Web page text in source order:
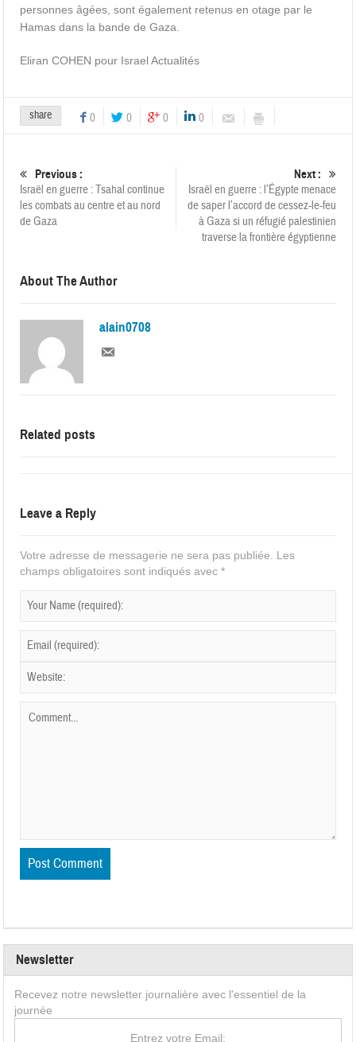
personnes âgées, sont également retenus en otage par le
Hamas dans la bande de Gaza.
Eliran COHEN pour Israel Actualités
share 0 0 0 0
Previous :
Israël en guerre : Tsahal continue
les combats au centre et au nord
de Gaza
Next :
Israël en guerre : l’Égypte menace
de saper l’accord de cessez-le-feu
à Gaza si un réfugié palestinien
traverse la frontière égyptienne
About The Author
alain0708
Related posts
Leave a Reply
Votre adresse de messagerie ne sera pas publiée.
Les
champs obligatoires sont indiqués avec*
Newsletter
Recevez notre newsletter journalière avec l'essentiel de la
journée
Entrez votre Email: